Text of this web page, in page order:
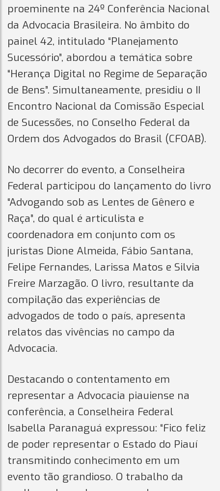
proeminente na 24º Conferência Nacional
da Advocacia Brasileira. No âmbito do
painel 42, intitulado “Planejamento
Sucessório”, abordou a temática sobre
“Herança Digital no Regime de Separação
de Bens”. Simultaneamente, presidiu o II
Encontro Nacional da Comissão Especial
de Sucessões, no Conselho Federal da
Ordem dos Advogados do Brasil (CFOAB).
No decorrer do evento, a Conselheira
Federal participou do lançamento do livro
“Advogando sob as Lentes de Gênero e
Raça”, do qual é articulista e
coordenadora em conjunto com os
juristas Dione Almeida, Fábio Santana,
Felipe Fernandes, Larissa Matos e Silvia
Freire Marzagão. O livro, resultante da
compilação das experiências de
advogados de todo o país, apresenta
relatos das vivências no campo da
Advocacia.
Destacando o contentamento em
representar a Advocacia piauiense na
conferência, a Conselheira Federal
Isabella Paranaguá expressou: “Fico feliz
de poder representar o Estado do Piauí
transmitindo conhecimento em um
evento tão grandioso. O trabalho da